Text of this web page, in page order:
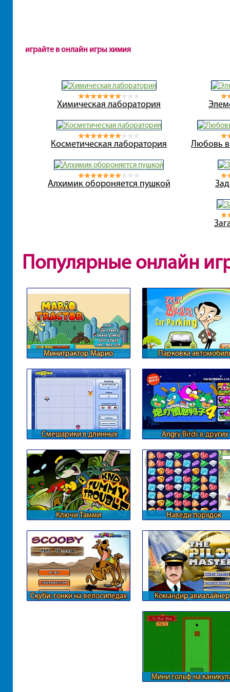
играйте в онлайн игры химия
Химическая лаборатория
Косметическая лаборатория Любовь
Алхимик обороняется пушкой
Популярные онлайн
Минитрактор Марио
Парковка
Смешарики в длинных
Angry Birds в других
Ключи Тамми Наведи порядок
Скуби: гонки на велосипедах Командир
Мини гольф на